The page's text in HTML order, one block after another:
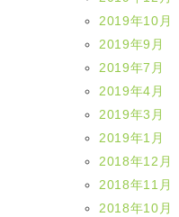
2019年10月
2019年9月
2019年7月
2019年4月
2019年3月
2019年1月
2018年12月
2018年11月
2018年10月